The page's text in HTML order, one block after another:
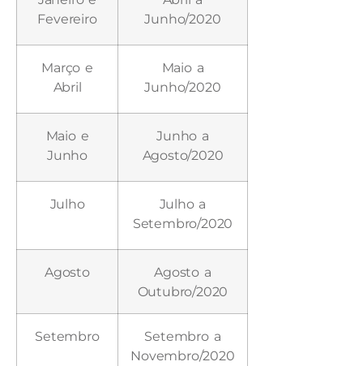
Fevereiro
Junho/2020
Março e
Abril
Maio a
Junho/2020
Maio e
Junho
Junho a
Agosto/2020
Julho
Julho a
Setembro/2020
Agosto
Agosto a
Outubro/2020
Setembro
Setembro a
Novembro/2020